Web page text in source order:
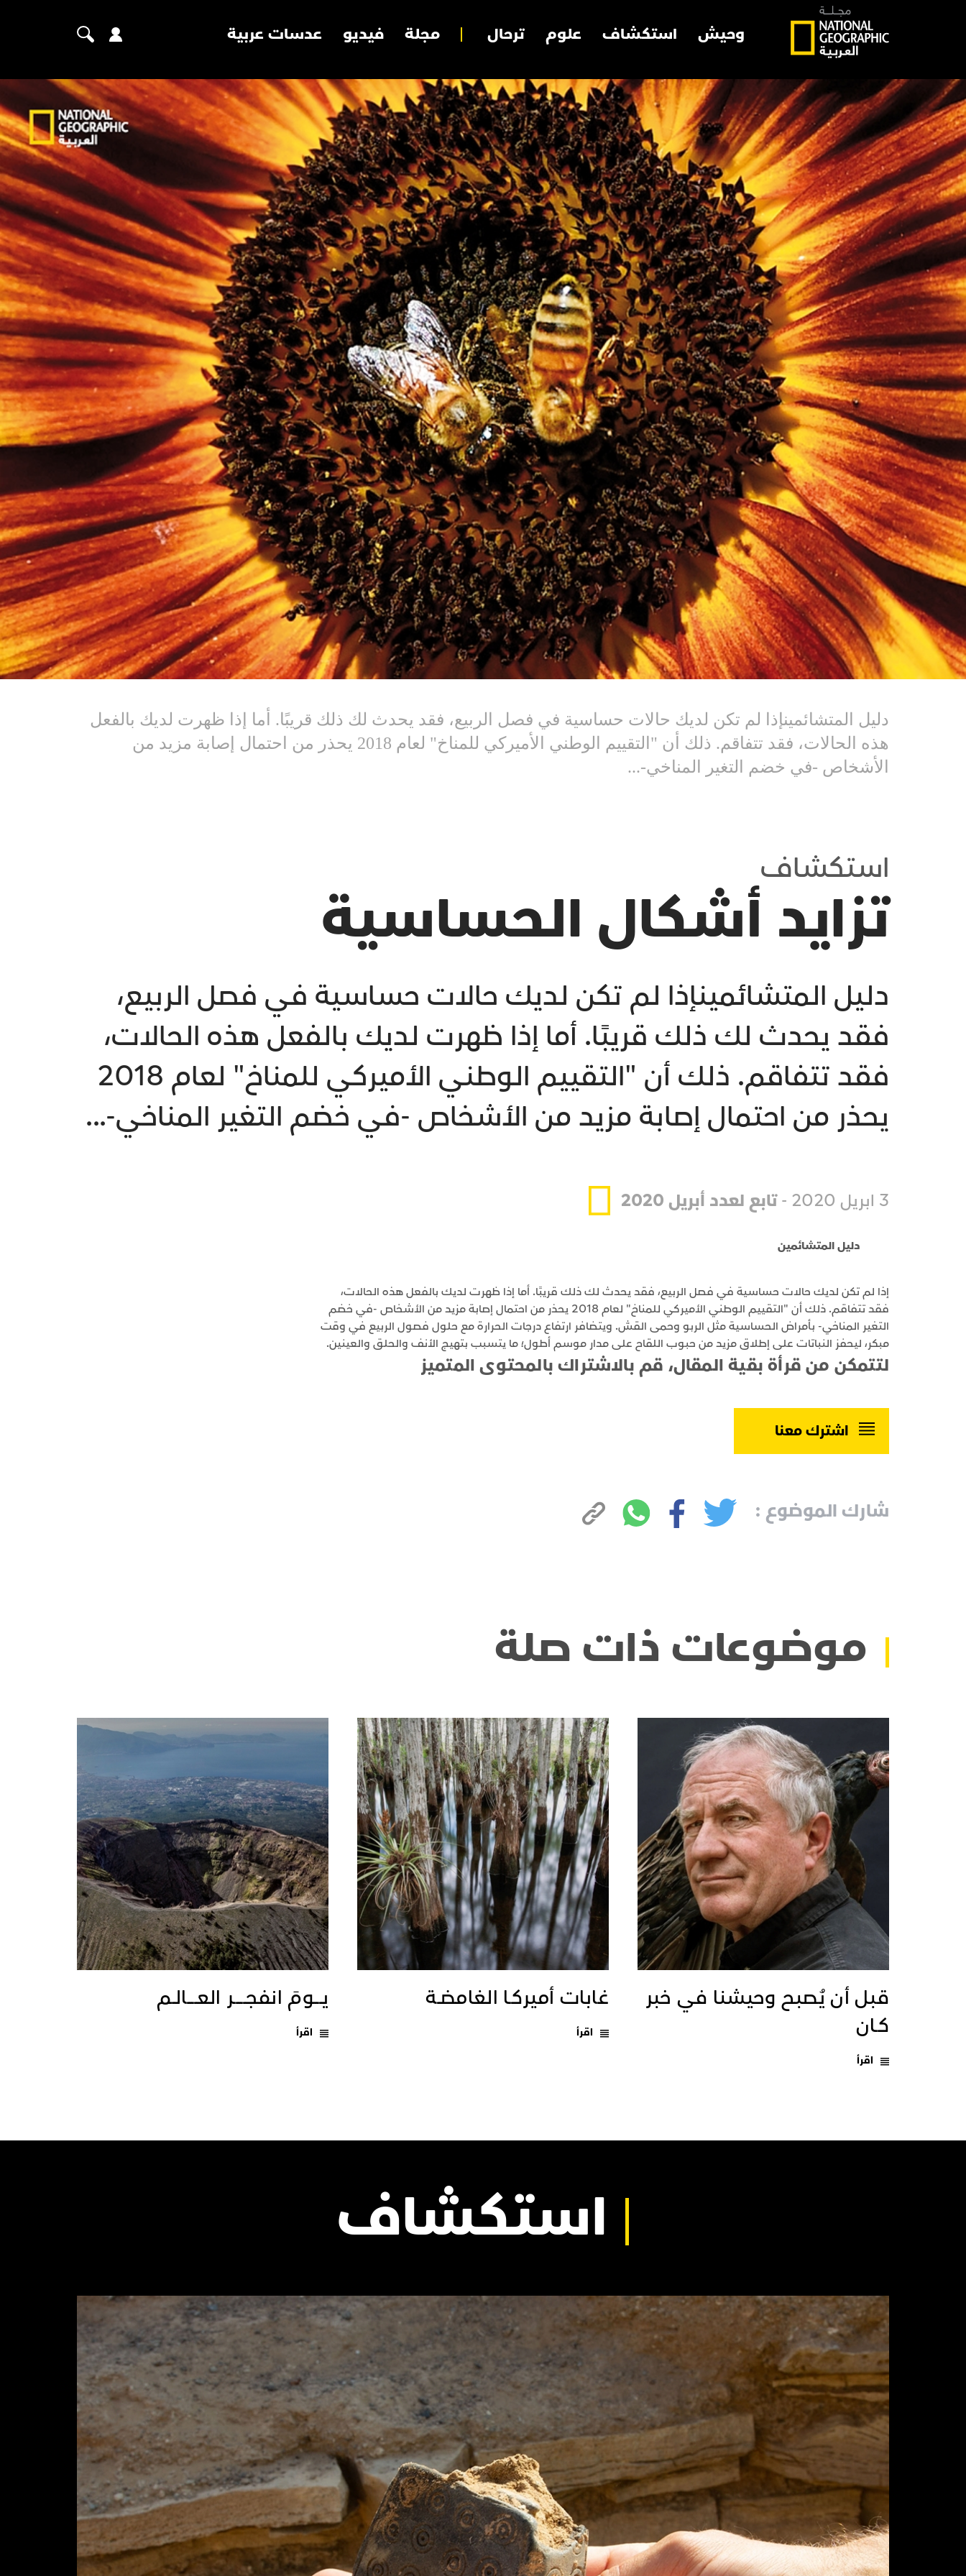
وحيش استكشاف علوم ترحال مجلة فيديو عدسات عربية
دليل المتشائمينإذا لم تكن لديك حالات حساسية في فصل الربيع، فقد يحدث لك ذلك قريبًا. أما إذا ظهرت لديك بالفعل
هذه الحالات، فقد تتفاقم. ذلك أن "التقييم الوطني الأميركي للمناخ" لعام 2018 يحذر من احتمال إصابة مزيد من
الأشخاص -في خضم التغير المناخي-...
استكشاف
تزايد أشكال الحساسية
دليل المتشائمينإذا لم تكن لديك حالات حساسية في فصل الربيع،
فقد يحدث لك ذلك قريبًا. أما إذا ظهرت لديك بالفعل هذه الحالات،
فقد تتفاقم. ذلك أن "التقييم الوطني الأميركي للمناخ" لعام 2018
يحذر من احتمال إصابة مزيد من الأشخاص -في خضم التغير المناخي-...
3 ابريل 2020 - تابع لعدد أبريل 2020
دليل المتشائمين
إذا لم تكن لديك حالات حساسية في فصل الربيع، فقد يحدث لك ذلك قريبًا. أما إذا ظهرت لديك بالفعل هذه الحالات،
فقد تتفاقم. ذلك أن "التقييم الوطني الأميركي للمناخ" لعام 2018 يحذر من احتمال إصابة مزيد من الأشخاص -في خضم
التغير المناخي- بأمراض الحساسية مثل الربو وحمى القش. ويتضافر ارتفاع درجات الحرارة مع حلول فصول الربيع في وقت
مبكر، ليحفز النباتات على إطلاق مزيد من حبوب اللقاح على مدار موسم أطول؛ ما يتسبب بتهيج الأنف والحلق والعينين.
لتتمكن من قرأة بقية المقال، قم بالاشتراك بالمحتوى المتميز
اشترك معنا
شارك الموضوع :
موضوعات ذات صلة
قبل أن يُصبح وحيشنا في خبر
كـان
اقرأ
غابات أميركـا الغامضـة
اقرأ
يـــومَ انفجـــــر العــــالـم
اقرأ
استكشاف